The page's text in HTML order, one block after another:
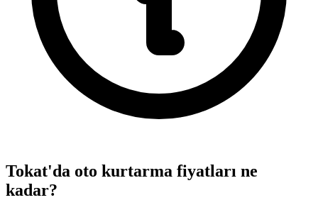
Tokat'da oto kurtarma fiyatları ne
kadar?